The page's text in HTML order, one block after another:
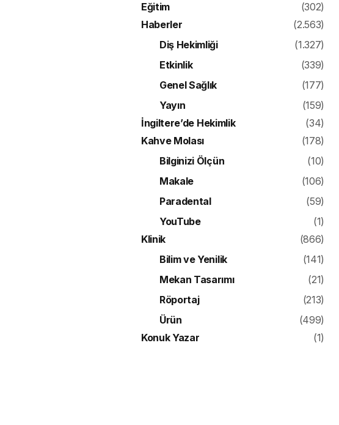
Eğitim
(302)
Haberler
(2.563)
Diş Hekimliği
(1.327)
Etkinlik
(339)
Genel Sağlık
(177)
Yayın
(159)
İngiltere’de Hekimlik
(34)
Kahve Molası
(178)
Bilginizi Ölçün
(10)
Makale
(106)
Paradental
(59)
YouTube
(1)
Klinik
(866)
Bilim ve Yenilik
(141)
Mekan Tasarımı
(21)
Röportaj
(213)
Ürün
(499)
Konuk Yazar
(1)